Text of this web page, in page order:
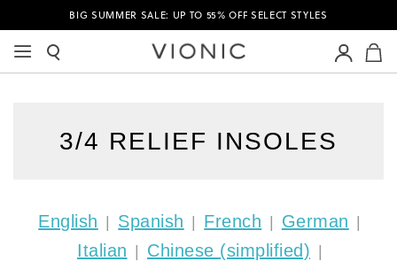
BIG SUMMER SALE: UP TO 55% OFF SELECT STYLES
3/4 RELIEF INSOLES
English Spanish French German
Italian Chinese (simplified)